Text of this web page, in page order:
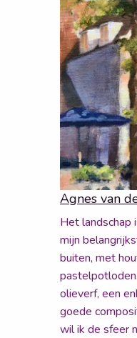
Agnes van
Het landschap
mijn
buiten, met
olieverf, een
goede
wil ik de sfeer